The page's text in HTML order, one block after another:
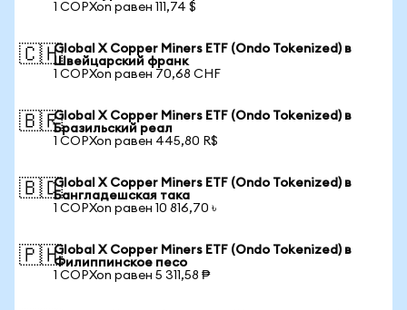
1 COPXon равен 111,74 $
🇨🇭Global X Copper Miners ETF (Ondo Tokenized) в
Швейцарский франк
1 COPXon равен 70,68 CHF
🇧🇷Global X Copper Miners ETF (Ondo Tokenized) в
Бразильский реал
1 COPXon равен 445,80 R$
🇧🇩Global X Copper Miners ETF (Ondo Tokenized) в
Бангладешская така
1 COPXon равен 10 816,70 ৳
🇵🇭Global X Copper Miners ETF (Ondo Tokenized) в
Филиппинское песо
1 COPXon равен 5 311,58 ₱